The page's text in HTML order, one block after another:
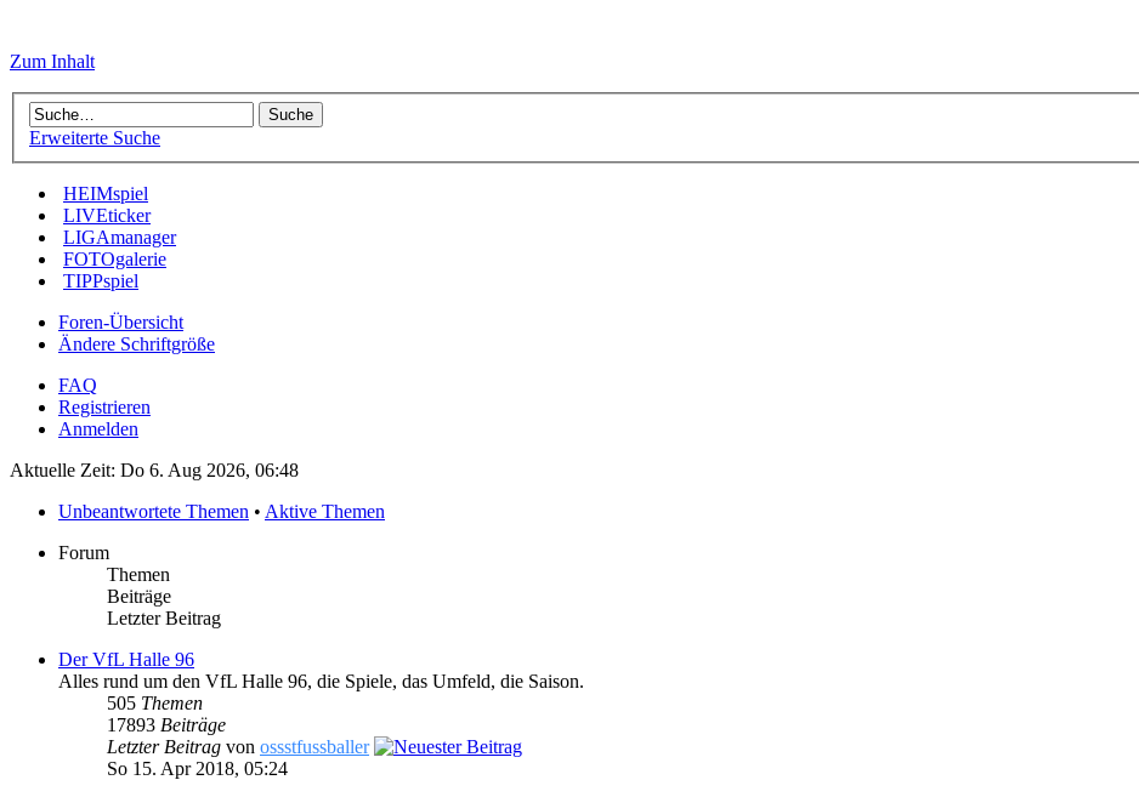
Zum Inhalt
Erweiterte Suche
HEIMspiel
LIVEticker
LIGAmanager
FOTOgalerie
TIPPspiel
Foren-Übersicht
Ändere Schriftgröße
FAQ
Registrieren
Anmelden
Aktuelle Zeit: Do 6. Aug 2026, 06:48
Unbeantwortete Themen • Aktive Themen
Forum
Themen
Beiträge
Letzter Beitrag
Der VfL Halle 96
Alles rund um den VfL Halle 96, die Spiele, das Umfeld, die Saison.
505 Themen
17893 Beiträge
Letzter Beitrag von ossstfussballer
So 15. Apr 2018, 05:24